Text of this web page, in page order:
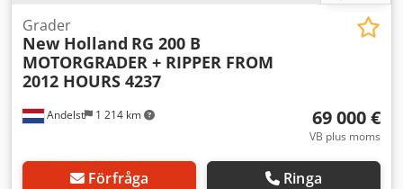
Andelst 1 214 km
Grader
New Holland RG 200 B
MOTORGRADER + RIPPER FROM
2012 HOURS 4237
69 000 €
VB plus moms
Förfråga Ringa